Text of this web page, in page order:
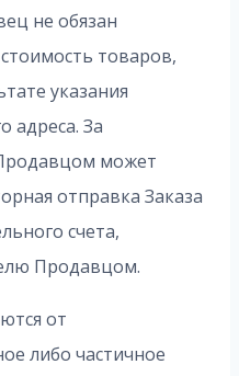
не обязан
товаров,
указания
адреса. За
может
отправка Заказа
счета,
Продавцом.
от
либо частичное